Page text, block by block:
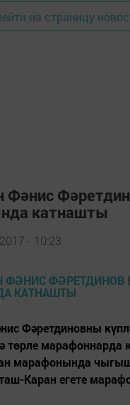
на страницу
Фәнис
катнашты
- 10:23
Фәретдиновны
төрле марафоннарда
марафонында
Каран егете